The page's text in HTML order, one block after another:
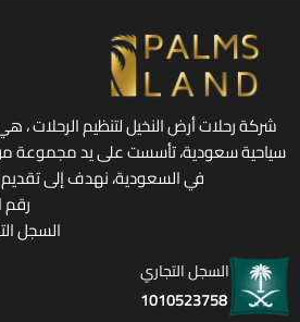
شركة رحلات أرض النخيل لتنظيم الرحلات ،
سياحية سعودية، تأسست على يد مجموعة
في السعودية، نهدف إلى
رقم
السجل التجاري
السجل التجاري
1010523758